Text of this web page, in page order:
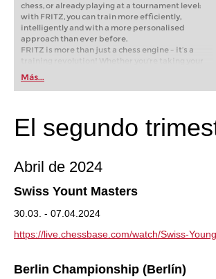
chess, or already playing at a tournament level:
with FRITZ, you can train more efficiently,
intelligently and with a more personalised
approach than ever before.
FRITZ is more than just a chess engine – it’s a
training revolution! Whether you’re taking your
first steps into the world of club chess, or already
playing at a tournament level: with FRITZ, you can
train more efficiently, intelligently and with a
Más...
El segundo
Abril de 2024
Swiss Yount Masters
30.03. - 07.04.2024
https://live.chessbase.com/watch/Swiss-
Berlin Championship (Berlín)